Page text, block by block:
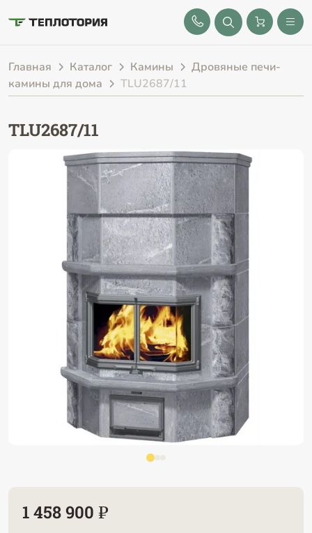
8 (843) 212-25-32
Главная Каталог Камины
Дровяные печи-
камины для дома
TLU2687/11
TLU2687/11
1 458 900 ₽